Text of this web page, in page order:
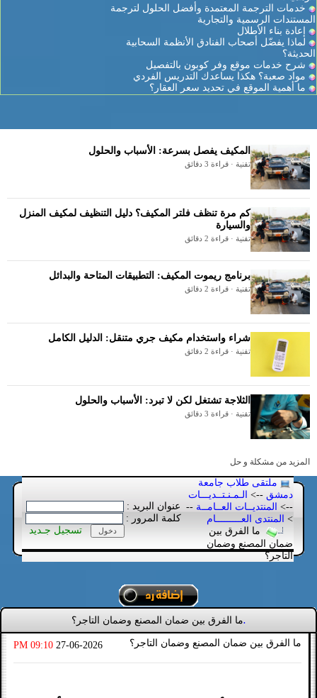
خدمات الترجمة المعتمدة وأفضل الحلول لترجمة
المستندات الرسمية والتجارية
إعادة بناء الأطلال
لماذا يفضّل أصحاب الفنادق الأنظمة السحابية
الحديثة؟
شرح خدمات موقع وفر كوبون بالتفصيل
مواد صعبة؟ هكذا يساعدك التدريس الفردي
ما أهمية الموقع في تحديد سعر العقار؟
المكيف يفصل بسرعة: الأسباب والحلول
تقنية · قراءة 3 دقائق
كم مرة تنظف فلتر المكيف؟ دليل التنظيف لمكيف المنزل
والسيارة
تقنية · قراءة 2 دقائق
برنامج ريموت المكيف: التطبيقات المتاحة والبدائل
تقنية · قراءة 2 دقائق
شراء واستخدام مكيف جري متنقل: الدليل الكامل
تقنية · قراءة 2 دقائق
الثلاجة تشتغل لكن لا تبرد: الأسباب والحلول
تقنية · قراءة 3 دقائق
المزيد من مشكلة و حل
ملتقى طلاب جامعة
دمشق --> الـمـنـتــديـــات
--> المنتديــات العــامــة --
> المنتدى العـــــــــام
ما الفرق بين
ضمان المصنع وضمان
التاجر؟
عنوان البريد :
كلمة المرور :
تسجيل جـديد
.ما الفرق بين ضمان المصنع وضمان التاجر؟
ما الفرق بين ضمان المصنع وضمان التاجر؟ 27-06-2026
09:10 PM